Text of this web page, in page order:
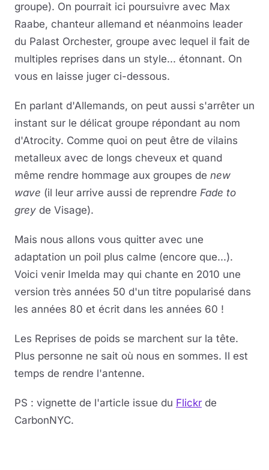
groupe). On pourrait ici poursuivre avec Max
Raabe, chanteur allemand et néanmoins leader
du Palast Orchester, groupe avec lequel il fait de
multiples reprises dans un style... étonnant. On
vous en laisse juger ci-dessous.
En parlant d'Allemands, on peut aussi s'arrêter un
instant sur le délicat groupe répondant au nom
d'Atrocity. Comme quoi on peut être de vilains
metalleux avec de longs cheveux et quand
même rendre hommage aux groupes de new
wave (il leur arrive aussi de reprendre Fade to
grey de Visage).
Mais nous allons vous quitter avec une
adaptation un poil plus calme (encore que...).
Voici venir Imelda may qui chante en 2010 une
version très années 50 d'un titre popularisé dans
les années 80 et écrit dans les années 60 !
Les Reprises de poids se marchent sur la tête.
Plus personne ne sait où nous en sommes. Il est
temps de rendre l'antenne.
PS : vignette de l'article issue du Flickr de
CarbonNYC.